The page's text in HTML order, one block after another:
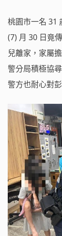
桃園市一名 31
(7) 月 30 日竟
兒離家，家屬
警分局積極協
警方也耐心對